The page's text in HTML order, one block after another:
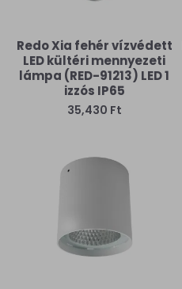
Redo Xia fehér vízvédett
LED kültéri mennyezeti
lámpa (RED-91213) LED 1
izzós IP65
35,430 Ft